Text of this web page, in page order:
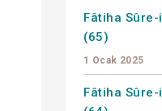
Fâtiha
(65)
1 Ocak 2025
Fâtiha